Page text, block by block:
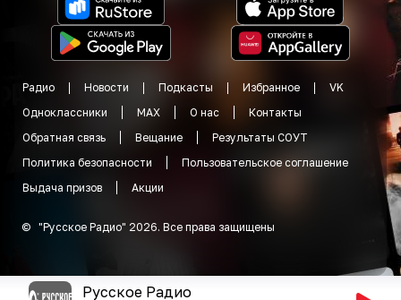
Радио Новости Подкасты Избранное
VK
Одноклассники
MAX О нас
Контакты
Обратная связь
Вещание
Результаты СОУТ
Политика безопасности
Пользовательское соглашение
Выдача призов
Акции
© "Русское Радио" 2026. Все права защищены
Русское Радио